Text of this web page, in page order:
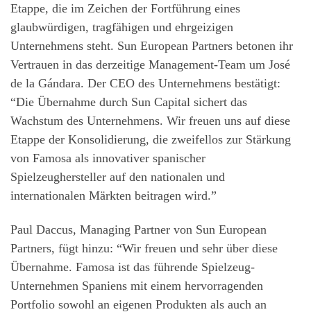
Etappe, die im Zeichen der Fortführung eines
glaubwürdigen, tragfähigen und ehrgeizigen
Unternehmens steht. Sun European Partners betonen ihr
Vertrauen in das derzeitige Management-Team um José
de la Gándara. Der CEO des Unternehmens bestätigt:
“Die Übernahme durch Sun Capital sichert das
Wachstum des Unternehmens. Wir freuen uns auf diese
Etappe der Konsolidierung, die zweifellos zur Stärkung
von Famosa als innovativer spanischer
Spielzeughersteller auf den nationalen und
internationalen Märkten beitragen wird.”
Paul Daccus, Managing Partner von Sun European
Partners, fügt hinzu: “Wir freuen und sehr über diese
Übernahme. Famosa ist das führende Spielzeug-
Unternehmen Spaniens mit einem hervorragenden
Portfolio sowohl an eigenen Produkten als auch an